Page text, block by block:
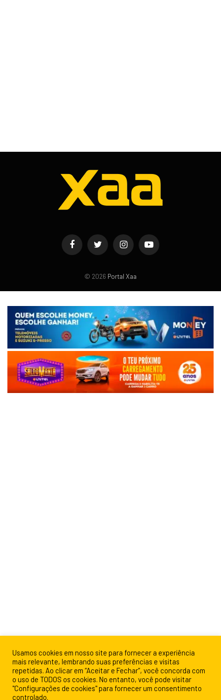
FacebookTwitter InstagramYouTube
© 2026 Portal Xaa
Usamos cookies em nosso site para fornecer a experiência
mais relevante, lembrando suas preferências e visitas
repetidas. Ao clicar em “Aceitar e Fechar”, você concorda com
o uso de TODOS os cookies. No entanto, você pode visitar
"Configurações de cookies" para fornecer um consentimento
controlado.